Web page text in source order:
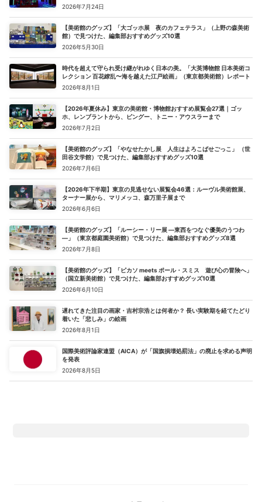
2026年7月24日
【美術館のグッズ】「大ゴッホ展 夜のカフェテラス」（上野の森美術
館）で見つけた、編集部おすすめグッズ10選
2026年5月30日
時代を超えて守られ受け継がれゆく日本の美。「大英博物館 日本美術コ
レクション 百花繚乱〜海を越えた江戸絵画」（東京都美術館）レポート
2026年8月1日
【2026年夏休み】東京の美術館・博物館おすすめ展覧会27選｜ゴッ
ホ、レンブラントから、ピングー、トニー・アウスラーまで
2026年7月2日
【美術館のグッズ】「やなせたかし展 人生はよろこばせごっこ」 （世
田谷文学館）で見つけた、編集部おすすめグッズ10選
2026年7月6日
【2026年下半期】東京の見逃せない展覧会46選：ルーヴル美術館展、
ターナー展から、マリメッコ、森万里子展まで
2026年6月6日
【美術館のグッズ】「ルーシー・リー展 ―東西をつなぐ優美のうつわ
―」（東京都庭園美術館）で見つけた、編集部おすすめグッズ8選
2026年7月8日
【美術館のグッズ】「ピカソ meets ポール・スミス 遊び心の冒険へ」
（国立新美術館）で見つけた、編集部おすすめグッズ10選
2026年6月10日
遅れてきた注目の画家・吉村宗浩とは何者か？ 長い実験期を経てたどり
着いた「悲しみ」の絵画
2026年8月1日
国際美術評論家連盟（AICA）が「国旗損壊処罰法」の廃止を求める声明
を発表
2026年8月5日